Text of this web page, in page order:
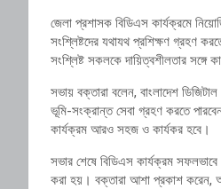
জেলা প্রশাসক বিডিএস কার্যক্রমে
সংশ্লিষ্টদের যথাযথ প্রশিক্ষণ গ্রহণ
সংশ্লিষ্ট সকলকে দায়িত্বশীলতার সঙ্গে
সভায় বক্তারা বলেন, বাংলাদেশ
ভূমি-সংক্রান্ত সেবা গ্রহণ করতে
কার্যক্রম আরও সহজ ও কার্যকর হবে।
সভার শেষে বিডিএস কার্যক্রম
করা হয়। বক্তারা আশা প্রকাশ করেন,